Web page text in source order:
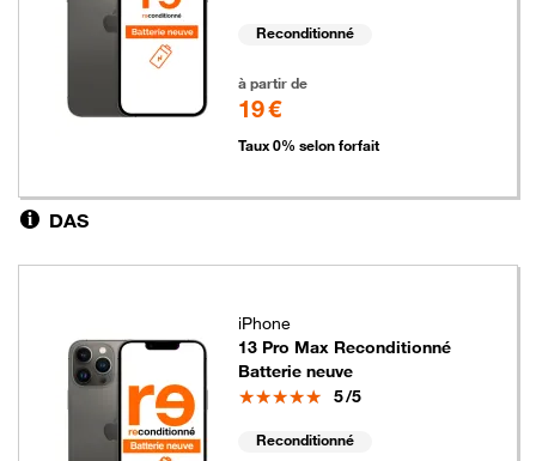
Reconditionné
à partir de
19 €
Taux 0% selon forfait
DAS
iPhone
13 Pro Max Reconditionné
Batterie neuve
Note
5/5
Reconditionné